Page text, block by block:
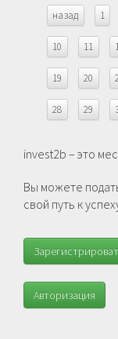
назад 1
10 11
19 20
28 29
invest2b – это
Вы можете
свой путь к
Авторизация